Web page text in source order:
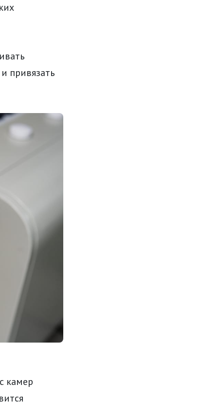
привязать
камер